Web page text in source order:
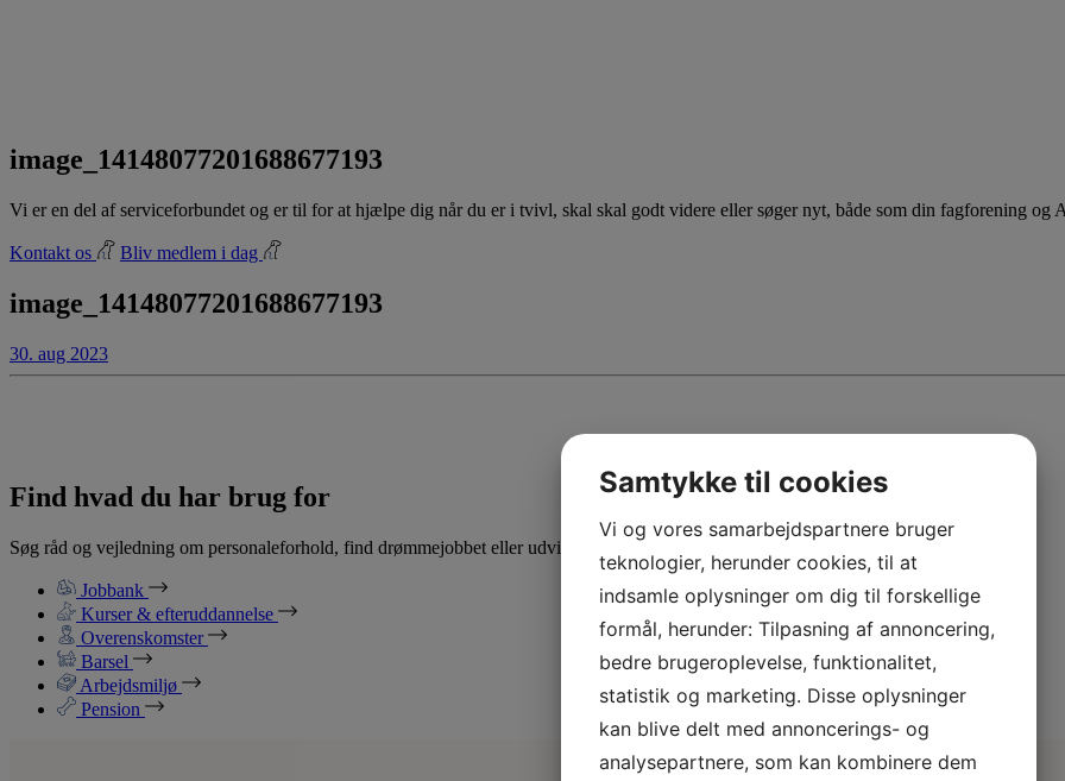
image_14148077201688677193
Vi er en del af serviceforbundet og er til for at hjælpe dig når du er i tvivl, skal skal godt videre eller søger nyt, både som din fagforening og
Kontakt os Bliv medlem i dag
image_14148077201688677193
30. aug 2023
Find hvad du har brug for
Søg råd og vejledning om personaleforhold, find drømmejobbet eller udvid din viden med specialiserede kurser.
Jobbank
Kurser & efteruddannelse
Overenskomster
Barsel
Arbejdsmiljø
Pension
Samtykke til cookies
Vi og vores samarbejdspartnere bruger
teknologier, herunder cookies, til at
indsamle oplysninger om dig til forskellige
formål, herunder: Tilpasning af annoncering,
bedre brugeroplevelse, funktionalitet,
statistik og marketing. Disse oplysninger
kan blive delt med annoncerings- og
analysepartnere, som kan kombinere dem